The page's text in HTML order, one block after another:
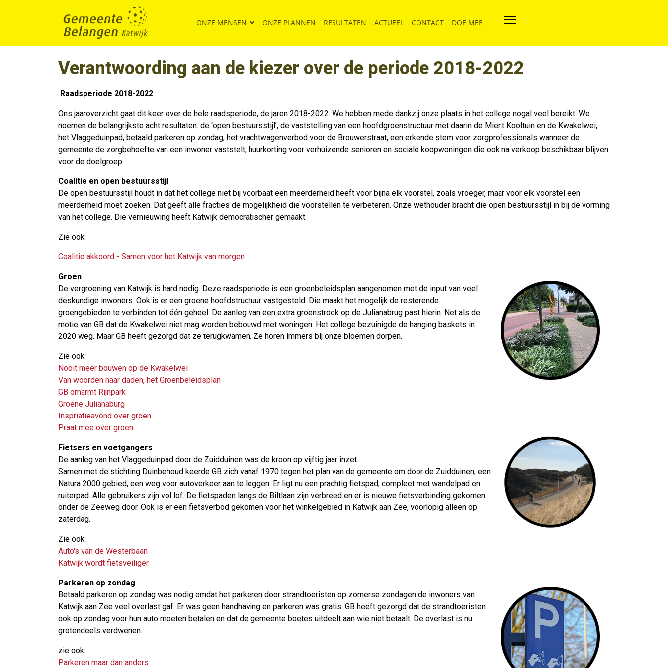
ONZE MENSEN ONZE PLANNEN RESULTATEN ACTUEEL CONTACT DOE MEE
Verantwoording aan de kiezer over de periode 2018-2022
Raadsperiode 2018-2022
Ons jaaroverzicht gaat dit keer over de hele raadsperiode, de jaren 2018-2022. We hebben mede dankzij onze plaats in het college nogal veel bereikt. We
noemen de belangrijkste acht resultaten: de ‘open bestuursstijl’, de vaststelling van een hoofdgroenstructuur met daarin de Mient Kooltuin en de Kwakelwei,
het Vlaggeduinpad, betaald parkeren op zondag, het vrachtwagenverbod voor de Brouwerstraat, een erkende stem voor zorgprofessionals wanneer de
gemeente de zorgbehoefte van een inwoner vaststelt, huurkorting voor verhuizende senioren en sociale koopwoningen die ook na verkoop beschikbaar blijven
voor de doelgroep.
Coalitie en open bestuursstijl
De open bestuursstijl houdt in dat het college niet bij voorbaat een meerderheid heeft voor bijna elk voorstel, zoals vroeger, maar voor elk voorstel een
meerderheid moet zoeken. Dat geeft alle fracties de mogelijkheid die voorstellen te verbeteren. Onze wethouder bracht die open bestuursstijl in bij de vorming
van het college. Die vernieuwing heeft Katwijk democratischer gemaakt.
Zie ook:
Coalitie akkoord - Samen voor het Katwijk van morgen
Groen
De vergroening van Katwijk is hard nodig. Deze raadsperiode is een groenbeleidsplan aangenomen met de input van veel
deskundige inwoners. Ook is er een groene hoofdstructuur vastgesteld. Die maakt het mogelijk de resterende
groengebieden te verbinden tot één geheel. De aanleg van een extra groenstrook op de Julianabrug past hierin. Net als de
motie van GB dat de Kwakelwei niet mag worden bebouwd met woningen. Het college bezuinigde de hanging baskets in
2020 weg. Maar GB heeft gezorgd dat ze terugkwamen. Ze horen immers bij onze bloemen dorpen.
Zie ook:
Nooit meer bouwen op de Kwakelwei
Van woorden naar daden, het Groenbeleidsplan
GB omarmt Rijnpark
Groene Julianaburg
Inspriatieavond over groen
Praat mee over groen
Fietsers en voetgangers
De aanleg van het Vlaggeduinpad door de Zuidduinen was de kroon op vijftig jaar inzet.
Samen met de stichting Duinbehoud keerde GB zich vanaf 1970 tegen het plan van de gemeente om door de Zuidduinen, een
Natura 2000 gebied, een weg voor autoverkeer aan te leggen. Er ligt nu een prachtig fietspad, compleet met wandelpad en
ruiterpad. Alle gebruikers zijn vol lof. De fietspaden langs de Biltlaan zijn verbreed en er is nieuwe fietsverbinding gekomen
onder de Zeeweg door. Ook is er een fietsverbod gekomen voor het winkelgebied in Katwijk aan Zee, voorlopig alleen op
zaterdag.
Zie ook:
Auto's van de Westerbaan
Katwijk wordt fietsveiliger
Parkeren op zondag
Betaald parkeren op zondag was nodig omdat het parkeren door strandtoeristen op zomerse zondagen de inwoners van
Katwijk aan Zee veel overlast gaf. Er was geen handhaving en parkeren was gratis. GB heeft gezorgd dat de strandtoeristen
ook op zondag voor hun auto moeten betalen en dat de gemeente boetes uitdeelt aan wie niet betaalt. De overlast is nu
grotendeels verdwenen.
zie ook:
Parkeren maar dan anders